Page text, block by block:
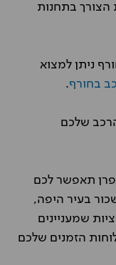
הצורך בתחנות
ניתן למצוא
בחורף.
שלכם
תאפשר לכם
בעיר היפה,
שמעניינים
הזמנים שלכם